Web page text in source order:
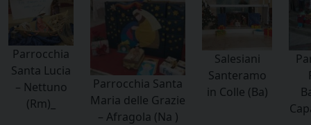
Parrocchia
Santa Lucia
– Nettuno
(Rm)_
Parrocchia Santa
Maria delle Grazie
– Afragola (Na )
Salesiani
Santeramo
in Colle (Ba)